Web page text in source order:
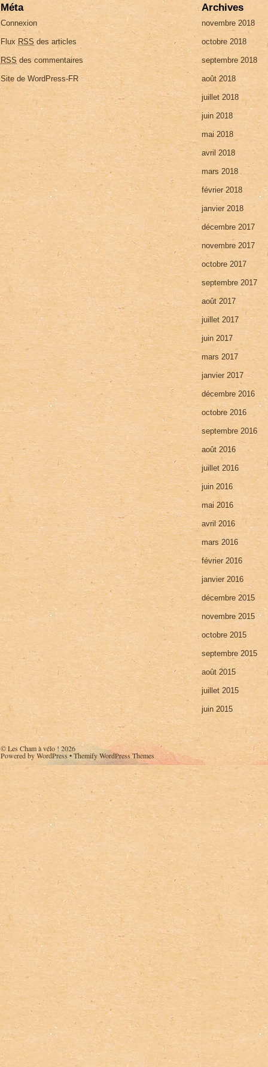
Méta
Connexion
Flux RSS des articles
RSS des commentaires
Site de WordPress-FR
Archives
novembre 2018
octobre 2018
septembre 2018
août 2018
juillet 2018
juin 2018
mai 2018
avril 2018
mars 2018
février 2018
janvier 2018
décembre 2017
novembre 2017
octobre 2017
septembre 2017
août 2017
juillet 2017
juin 2017
mars 2017
janvier 2017
décembre 2016
octobre 2016
septembre 2016
août 2016
juillet 2016
juin 2016
mai 2016
avril 2016
mars 2016
février 2016
janvier 2016
décembre 2015
novembre 2015
octobre 2015
septembre 2015
août 2015
juillet 2015
juin 2015
©Les Cham à vélo !2026
Powered byWordPress•Themify WordPress Themes